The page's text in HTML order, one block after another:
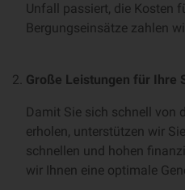
Unfall passiert, die Kosten
Bergungseinsätze zahlen
Große Leistungen für Ihre
Damit Sie sich schnell von
erholen, unterstützen wir
schnellen und hohen
wir Ihnen eine optimale